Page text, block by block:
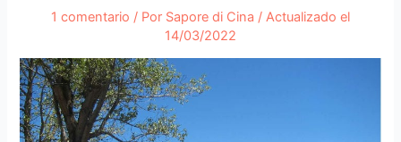
1 comentario / Por Sapore di Cina / Actualizado el
14/03/2022